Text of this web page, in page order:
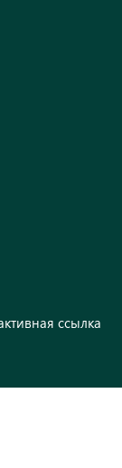
ссылка